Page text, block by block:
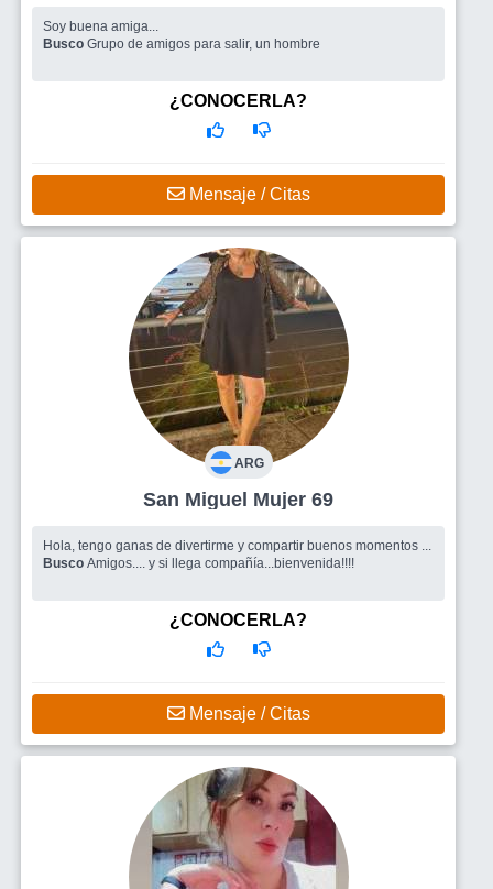
Soy buena amiga...
Busco Grupo de amigos para salir, un hombre
¿CONOCERLA?
Mensaje / Citas
ARG
San Miguel Mujer 69
Hola, tengo ganas de divertirme y compartir buenos momentos ...
Busco Amigos.... y si llega compañía...bienvenida!!!!
¿CONOCERLA?
Mensaje / Citas